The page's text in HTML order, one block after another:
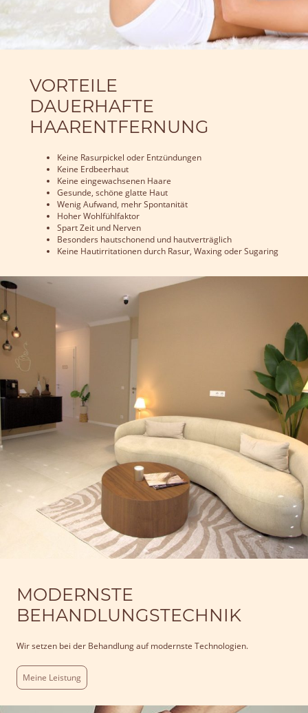
VORTEILE
DAUERHAFTE
HAARENTFERNUNG
Keine Rasurpickel oder Entzündungen
Keine Erdbeerhaut
Keine eingewachsenen Haare
Gesunde, schöne glatte Haut
Wenig Aufwand, mehr Spontanität
Hoher Wohlfühlfaktor
Spart Zeit und Nerven
Besonders hautschonend und hautverträglich
Keine Hautirritationen durch Rasur, Waxing oder Sugaring
MODERNSTE
BEHANDLUNGSTECHNIK
Wir setzen bei der Behandlung auf modernste Technologien.
Meine Leistung